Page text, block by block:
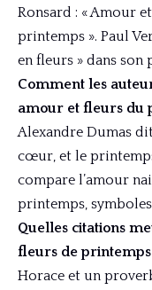
Ronsard : « Amour
printemps ». Paul
en fleurs » dans son
Comment les
amour et fleurs du
Alexandre Dumas
cœur, et le
compare l’amour
printemps,
Quelles citations
fleurs de printemps
Horace et un